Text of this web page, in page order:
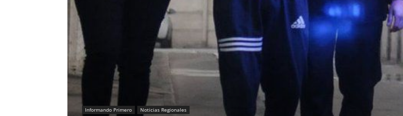
Informando Primero Noticias Regionales